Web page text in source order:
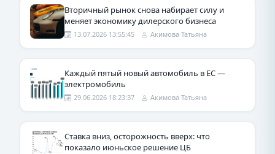
Вторичный рынок снова набирает силу и
меняет экономику дилерского бизнеса
13.07.2026 13:55:45 Акимова Татьяна
Каждый пятый новый автомобиль в ЕС —
электромобиль
29.06.2026 18:23:37 Акимова Татьяна
Ставка вниз, осторожность вверх: что
показало июньское решение ЦБ